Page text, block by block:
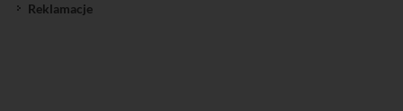
Reklamacje